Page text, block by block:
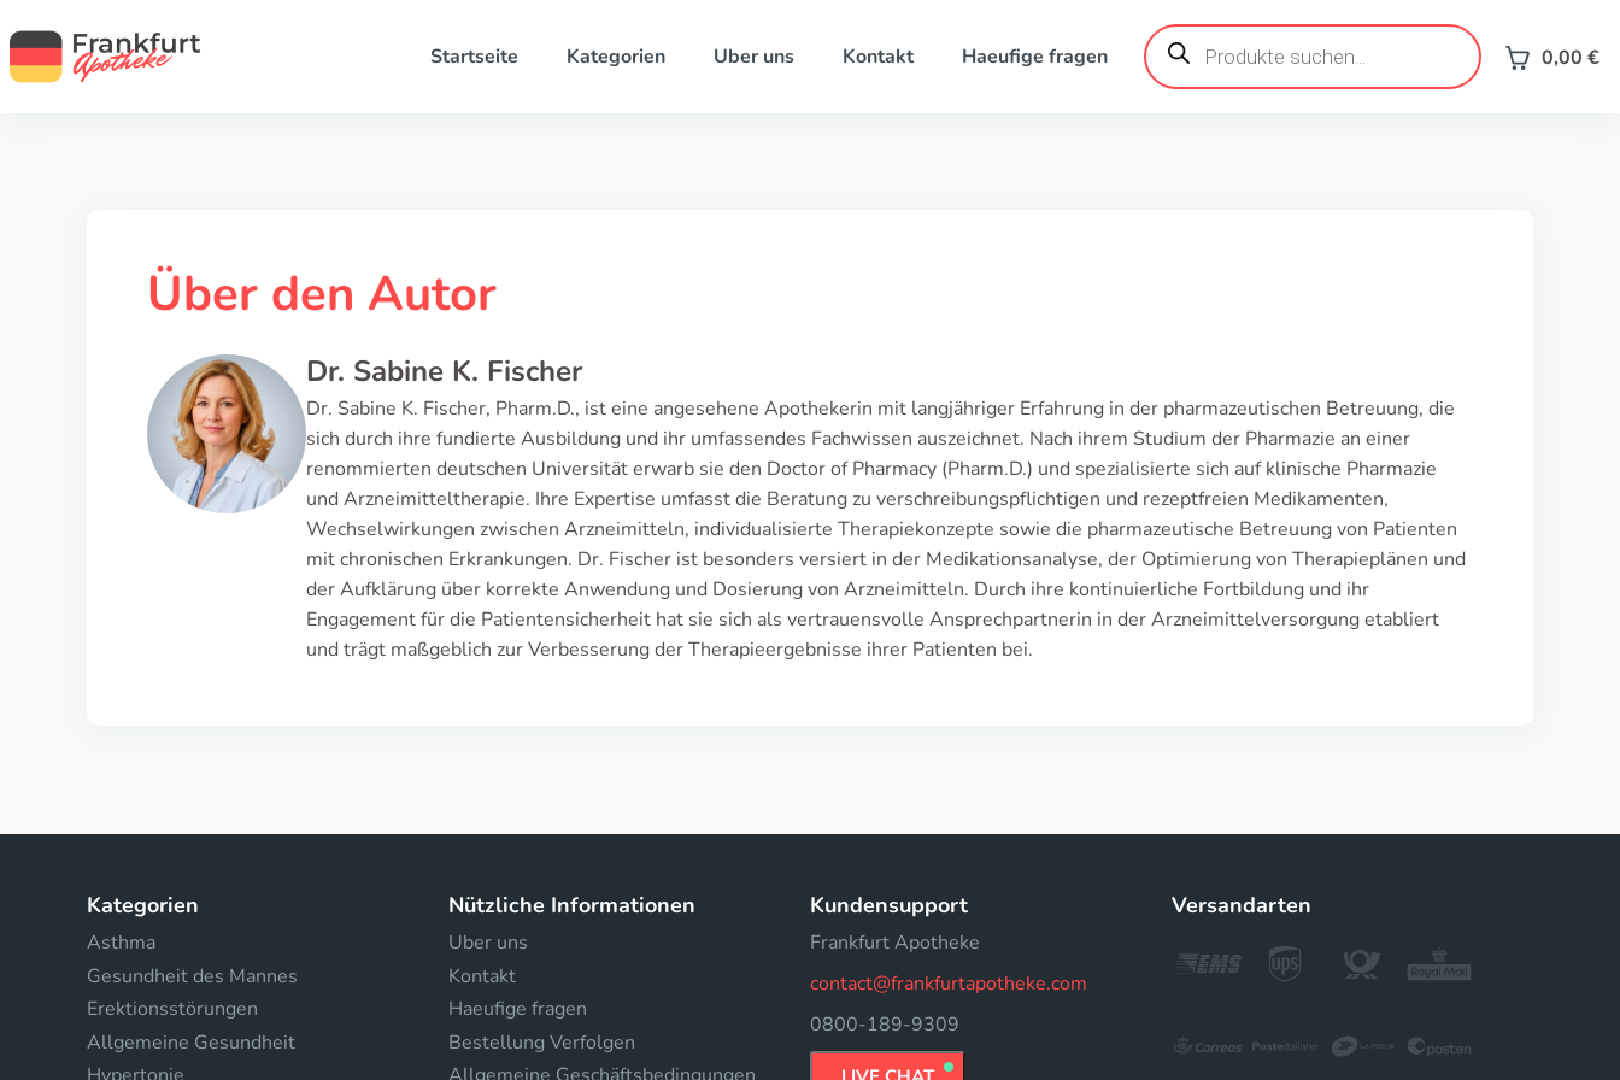
Startseite Kategorien Uber uns Kontakt Haeufige fragen
Products
search 0,00 €
Über den Autor
Dr. Sabine K. Fischer
Dr. Sabine K. Fischer, Pharm.D., ist eine angesehene Apothekerin mit langjähriger Erfahrung in der pharmazeutischen Betreuung, die
sich durch ihre fundierte Ausbildung und ihr umfassendes Fachwissen auszeichnet. Nach ihrem Studium der Pharmazie an einer
renommierten deutschen Universität erwarb sie den Doctor of Pharmacy (Pharm.D.) und spezialisierte sich auf klinische Pharmazie
und Arzneimitteltherapie. Ihre Expertise umfasst die Beratung zu verschreibungspflichtigen und rezeptfreien Medikamenten,
Wechselwirkungen zwischen Arzneimitteln, individualisierte Therapiekonzepte sowie die pharmazeutische Betreuung von Patienten
mit chronischen Erkrankungen. Dr. Fischer ist besonders versiert in der Medikationsanalyse, der Optimierung von Therapieplänen und
der Aufklärung über korrekte Anwendung und Dosierung von Arzneimitteln. Durch ihre kontinuierliche Fortbildung und ihr
Engagement für die Patientensicherheit hat sie sich als vertrauensvolle Ansprechpartnerin in der Arzneimittelversorgung etabliert
und trägt maßgeblich zur Verbesserung der Therapieergebnisse ihrer Patienten bei.
Kategorien
Asthma
Gesundheit des Mannes
Erektionsstörungen
Allgemeine Gesundheit
Nützliche Informationen
Uber uns
Kontakt
Haeufige fragen
Bestellung Verfolgen
Kundensupport
Frankfurt Apotheke
contact@frankfurtapotheke.com
0800-189-9309
Versandarten